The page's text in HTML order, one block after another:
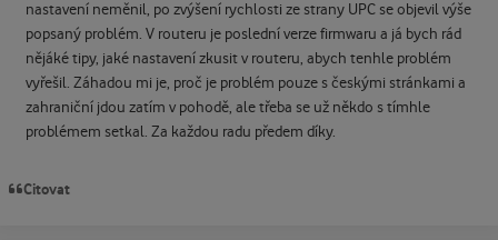
nastavení neměnil, po zvýšení rychlosti ze strany UPC se objevil výše
popsaný problém. V routeru je poslední verze firmwaru a já bych rád
nějáké tipy, jaké nastavení zkusit v routeru, abych tenhle problém
vyřešil. Záhadou mi je, proč je problém pouze s českými stránkami a
zahraniční jdou zatím v pohodě, ale třeba se už někdo s tímhle
problémem setkal. Za každou radu předem díky.
Citovat